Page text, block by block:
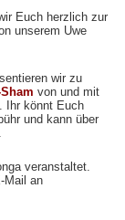
Euch herzlich zur
unserem Uwe
wir zu
von und mit
Ihr könnt Euch
und kann über
veranstaltet.
Mail an